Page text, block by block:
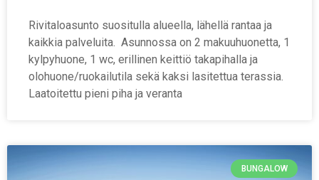
Rivitaloasunto suositulla alueella, lähellä rantaa ja
kaikkia palveluita. Asunnossa on 2 makuuhuonetta, 1
kylpyhuone, 1 wc, erillinen keittiö takapihalla ja
olohuone/ruokailutila sekä kaksi lasitettua terassia.
Laatoitettu pieni piha ja veranta
BUNGALOW